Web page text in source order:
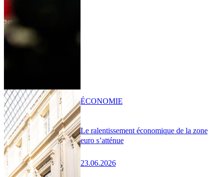
Le ralentissement économique de la zone
euro s’atténue
23.06.2026
ÉCONOMIE